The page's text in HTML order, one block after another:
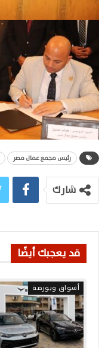
رئيس مجمع عمال مصر
شارك
قد يعجبك أيضًا
أسواق وبورصة